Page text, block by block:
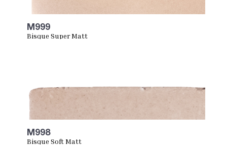
M999
Bisque Super Matt
M998
Bisque Soft Matt